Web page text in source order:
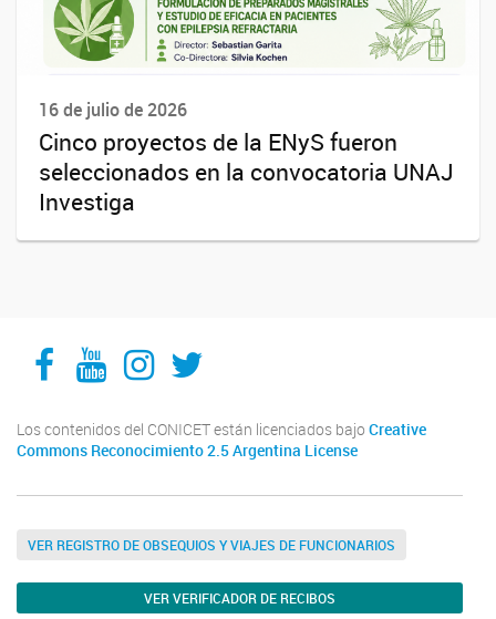
16 de julio de 2026
Cinco proyectos de la ENyS fueron
seleccionados en la convocatoria UNAJ
Investiga
Facebook
YouTube
Instagram
Twitter
Los contenidos del CONICET están licenciados bajo Creative
Commons Reconocimiento 2.5 Argentina License
VER REGISTRO DE OBSEQUIOS Y VIAJES DE FUNCIONARIOS
VER VERIFICADOR DE RECIBOS